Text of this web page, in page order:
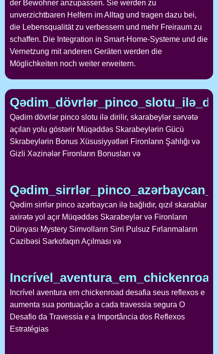
der Bewohner anzupassen. Sie werden zu
unverzichtbaren Helfern im Alltag und tragen dazu bei,
die Lebensqualität zu verbessern und mehr Freiraum zu
schaffen. Die Integration in Smart-Home-Systeme und die
Vernetzung mit anderen Geräten werden die
Möglichkeiten noch weiter erweitern.
Qədim dövrlər pinco slotu ilə dirilir, skarabeylər sərvətə
açılan yolu göstərir Müqəddəs Skarabeylərin Gücü
Skrabeylərin Bonus Xüsusiyyətləri Fironların Şahlığı və
Gizli Xəzinələr Fironların Bonusları və
Qədim sirrlər pinco azərbaycan ilə bağlıdır, qızıl skarablar
axirətə yol açır Müqəddəs Skarabeylər və Fironların
Dünyası Mystery Simvolların Sirri Pulsuz Fırlanmaların
Cazibəsi Sarkofaqın Açılması və
Incrível aventura em chickenroad desafia seus reflexos e
aumenta sua pontuação a cada travessia segura O
Desafio da Travessia e a Importância dos Reflexos
Estratégias